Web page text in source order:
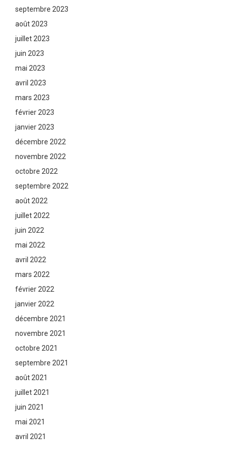
septembre 2023
août 2023
juillet 2023
juin 2023
mai 2023
avril 2023
mars 2023
février 2023
janvier 2023
décembre 2022
novembre 2022
octobre 2022
septembre 2022
août 2022
juillet 2022
juin 2022
mai 2022
avril 2022
mars 2022
février 2022
janvier 2022
décembre 2021
novembre 2021
octobre 2021
septembre 2021
août 2021
juillet 2021
juin 2021
mai 2021
avril 2021